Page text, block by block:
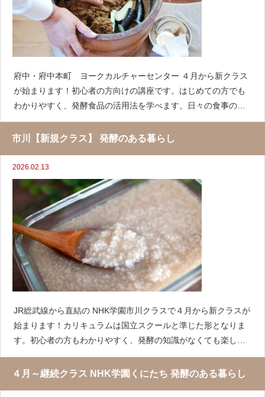
府中・府中本町 ヨークカルチャーセンター ４月から新クラス
が始まります！初心者の方向けの講座です。はじめての方でも
わかりやすく、発酵食品の活用法を学べます。日々の食事のレ
パートリーがぐっと広がり、健康的な食生活を目指しましょ
う。調理キッチン付きの設備で試食なども行います。【カリキ
市川【新規クラス】 発酵のある暮らし
2026.02.13
JR総武線から直結の NHK学園市川クラスで４月から新クラスが
始まります！カリキュラムは国立スクールと準じた形となりま
す。初心者の方もわかりやすく、発酵の知識がなくても楽しく
わかりやすいクラスになっています。各月のテーマに沿った食
材や調味料の活用法なども合わせて学べます。継続の方もはじ
４月～継続クラス NHK学園くにたち 発酵のある暮らし